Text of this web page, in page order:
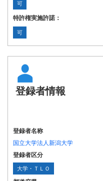
可
特許権実施許諾：
可
登録者情報
登録者名称
国立大学法人新潟大学
登録者区分
大学・ＴＬＯ